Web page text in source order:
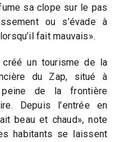
sa clope sur le pas
ou s’évade à
fait mauvais».
un tourisme de la
du Zap, situé à
de la frontière
Depuis l’entrée en
beau et chaud», note
habitants se laissent